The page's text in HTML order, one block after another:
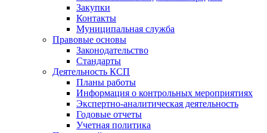
Закупки
Контакты
Муниципальная служба
Правовые основы
Законодательство
Стандарты
Деятельность КСП
Планы работы
Информация о контрольных мероприятиях
Экспертно-аналитическая деятельность
Годовые отчеты
Учетная политика